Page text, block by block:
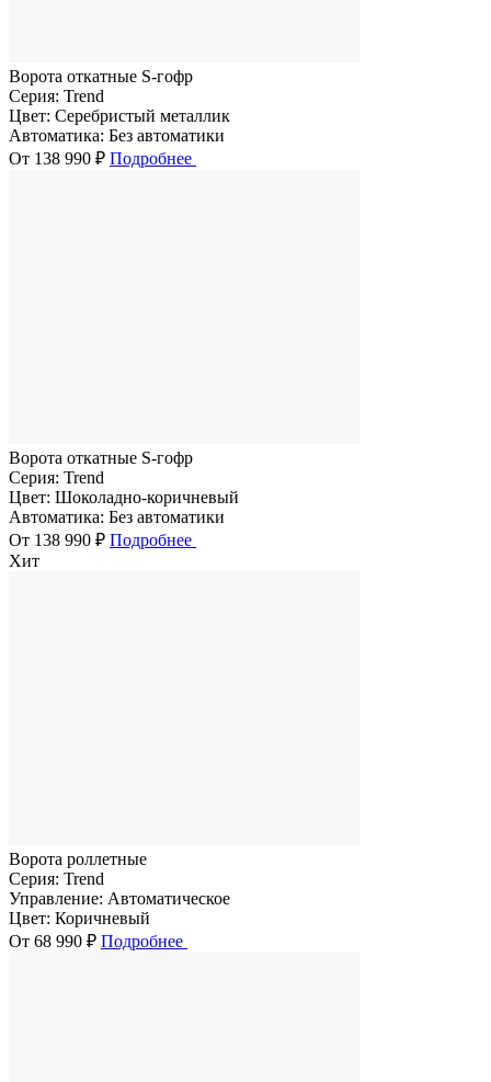
Ворота откатные S-гофр
Серия: Trend
Цвет: Серебристый металлик
Автоматика: Без автоматики
От 138 990 ₽ Подробнее
Ворота откатные S-гофр
Серия: Trend
Цвет: Шоколадно-коричневый
Автоматика: Без автоматики
От 138 990 ₽ Подробнее
Хит
Ворота роллетные
Серия: Trend
Управление: Автоматическое
Цвет: Коричневый
От 68 990 ₽ Подробнее